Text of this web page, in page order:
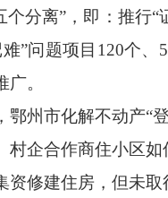
分离”，即：推行
”问题项目120个
。
市化解不动产“登
村企合作商住小区
资修建住房，但未